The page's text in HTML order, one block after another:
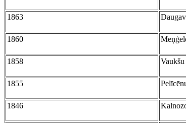
1863
1860
1858
1855
1846